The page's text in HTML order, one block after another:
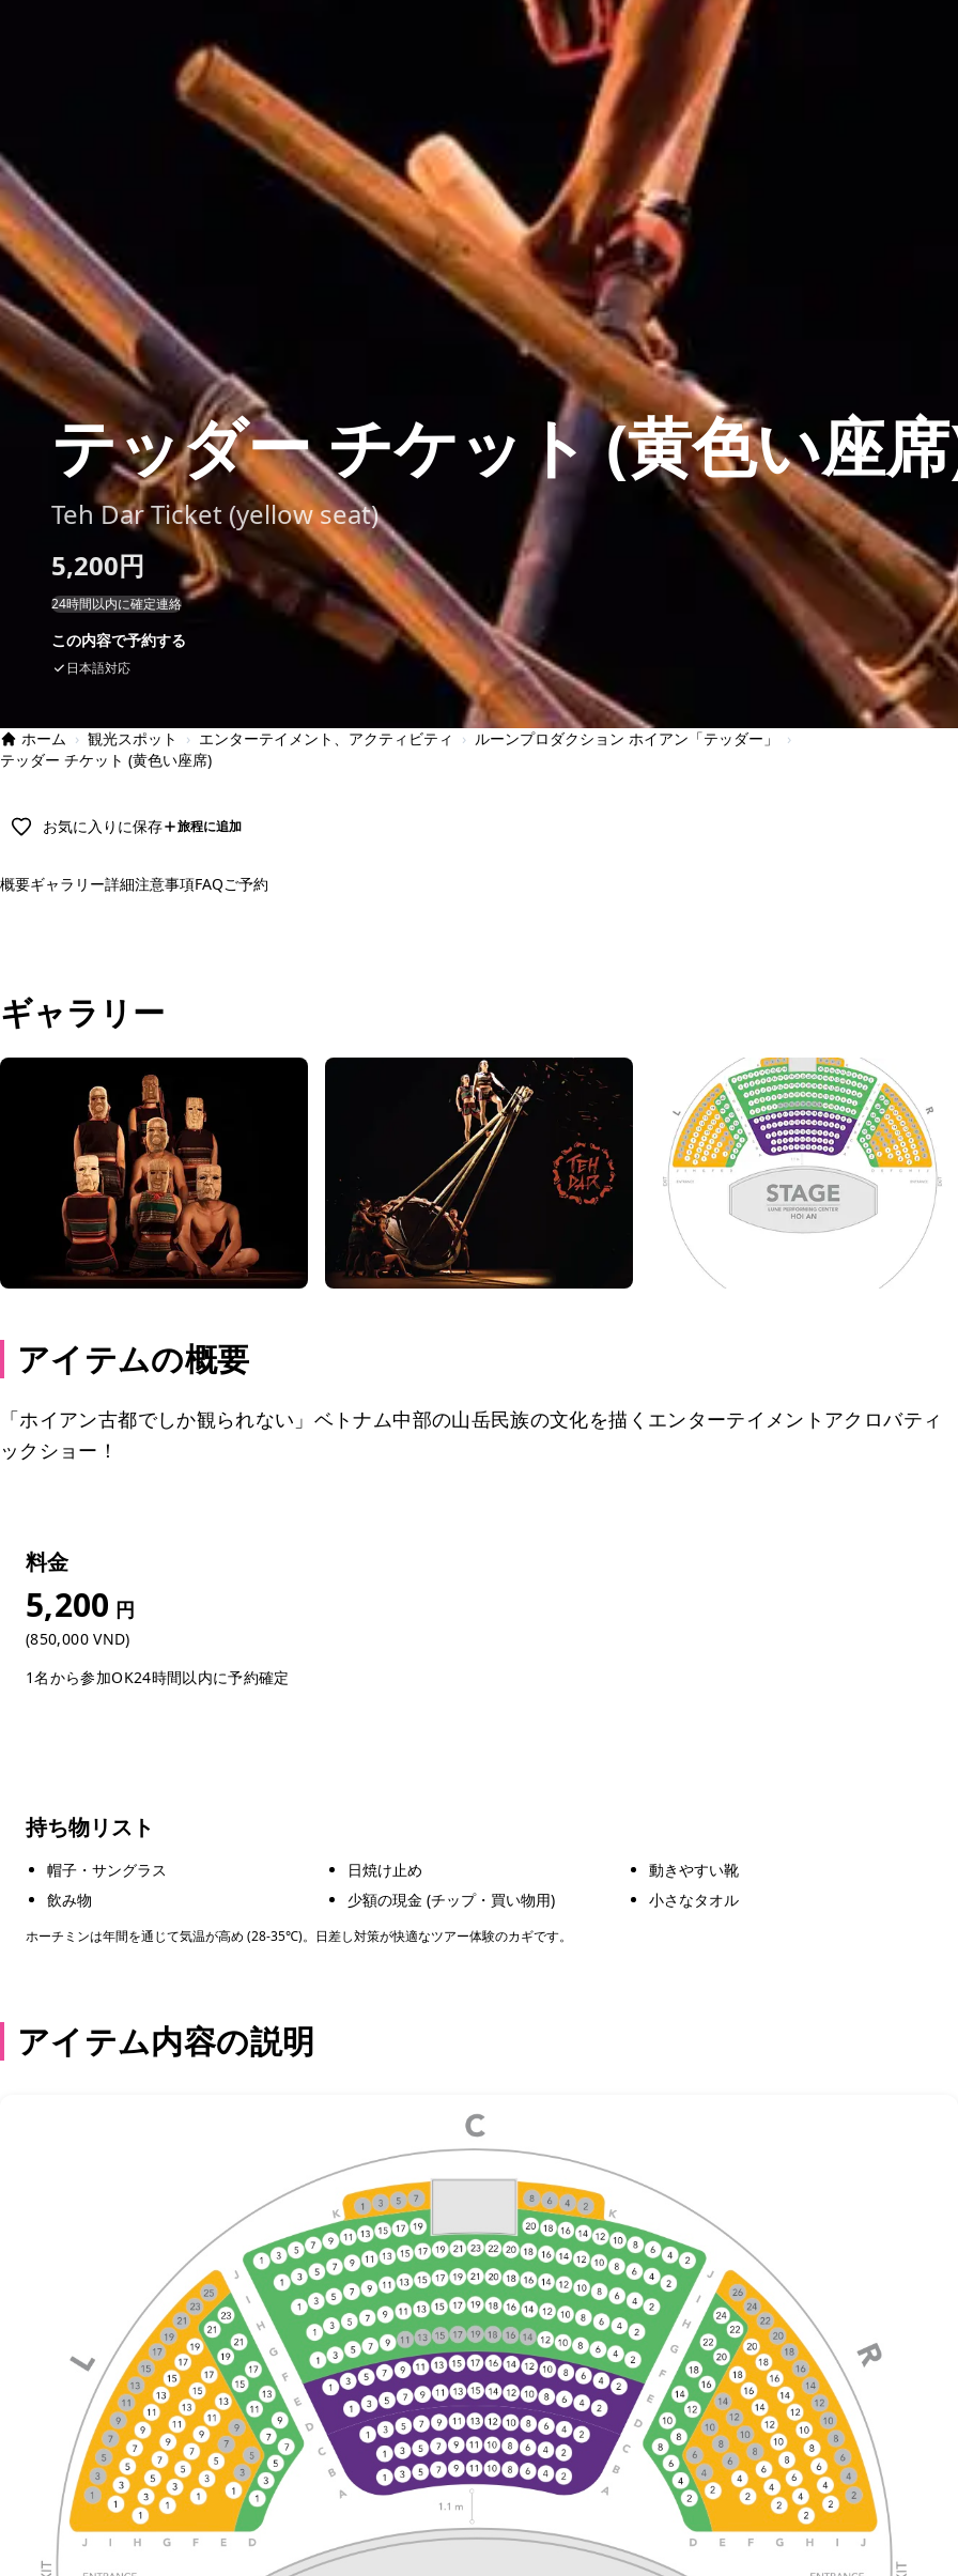
テッダー チケット (黄色い座
Teh Dar Ticket (yellow seat)
5,200円
24時間以内に確定連絡
この内容で予約する
日本語対応
ホーム › 観光スポット › エンターテイメント、アクティビティ › ルーンプロダクション ホイアン「テッダー」
›
テッダー チケット (黄色い座席)
お気に入りに保存 旅程に追加
概要ギャラリー詳細注意事項FAQご予約
ギャラリー
アイテムの概要
「ホイアン古都でしか観られない」ベトナム中部の山岳民族の文化を描くエンターテイメントアクロバティ
ックショー！
料金
5,200 円
(850,000 VND)
1名から参加OK24時間以内に予約確定
持ち物リスト
帽子・サングラス 日焼け止め
動きやすい靴
飲み物
少額の現金 (チップ・買い物用) 小さなタオル
ホーチミンは年間を通じて気温が高め (28-35℃)。日差し対策が快適なツアー体験のカギです。
アイテム内容の説明